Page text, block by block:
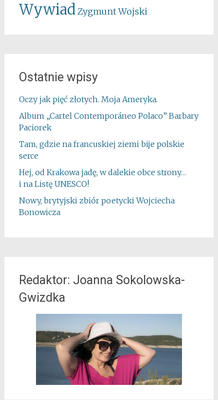
WywiadZygmunt Wojski
Ostatnie wpisy
Oczy jak pięć złotych. Moja Ameryka.
Album „Cartel Contemporáneo Polaco” Barbary
Paciorek
Tam, gdzie na francuskiej ziemi bije polskie
serce
Hej, od Krakowa jadę, w dalekie obce strony…
i na Listę UNESCO!
Nowy, brytyjski zbiór poetycki Wojciecha
Bonowicza
Redaktor: Joanna Sokolowska-
Gwizdka